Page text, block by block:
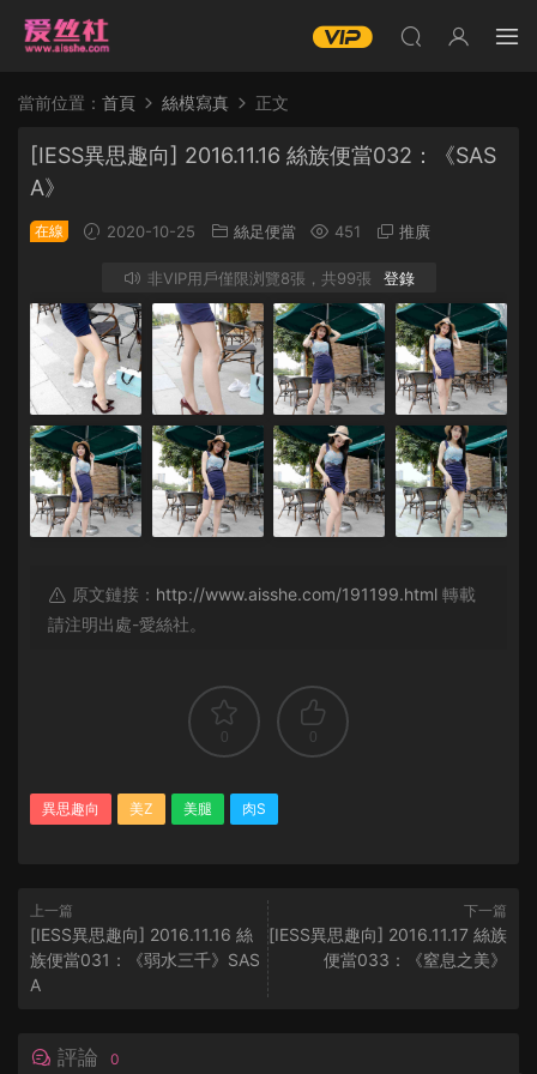
當前位置： 首頁 絲模寫真 正文
[IESS異思趣向] 2016.11.16 絲族便當032：《SAS
A》
在線 2020-10-25 絲足便當 451 推廣
非VIP用戶僅限浏覽8張，共99張 登錄
原文鏈接： http://www.aisshe.com/191199.html 轉載
請注明出處-愛絲社。
0 0
異思趣向 美Z 美腿 肉S
上一篇
[IESS異思趣向] 2016.11.16 絲
族便當031：《弱水三千》SAS
A
下一篇
[IESS異思趣向] 2016.11.17 絲族
便當033：《窒息之美》
評論 0